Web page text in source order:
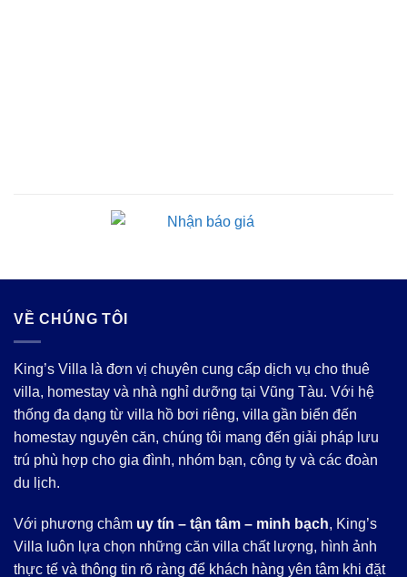
VỀ CHÚNG TÔI
King’s Villa là đơn vị chuyên cung cấp dịch vụ cho thuê
villa, homestay và nhà nghỉ dưỡng tại Vũng Tàu. Với hệ
thống đa dạng từ villa hồ bơi riêng, villa gần biển đến
homestay nguyên căn, chúng tôi mang đến giải pháp lưu
trú phù hợp cho gia đình, nhóm bạn, công ty và các đoàn
du lịch.
Với phương châm uy tín – tận tâm – minh bạch, King’s
Villa luôn lựa chọn những căn villa chất lượng, hình ảnh
thực tế và thông tin rõ ràng để khách hàng yên tâm khi đặt